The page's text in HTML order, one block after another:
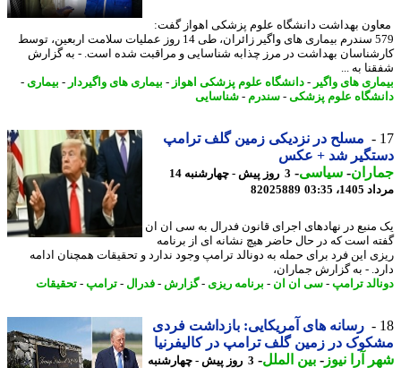
بهداشت دانشگاه علوم پزشکی اهواز گفت:
579 سندرم بیماری های واگیر زائران، طی 14 روز عملیات سلامت اربعین، توسط
بهداشت در مرز چذابه شناسایی و مراقبت شده است. - به گزارش
به ...
های واگیر-دانشگاه علوم پزشکی اهواز -بیماری های واگیردار-بیماری-
علوم پزشکی-سندرم-شناسایی
مسلح در نزدیکی زمین گلف ترامپ
شد + عکس
- سیاسی-
3 روز پیش - چهارشنبه 14
03:35
82025889
در نهادهای اجرای قانون فدرال به سی ان ان
است که در حال حاضر هیچ نشانه ای از برنامه
این فرد برای حمله به دونالد ترامپ وجود ندارد و تحقیقات همچنان ادامه
- به گزارش جماران،
ترامپ -سی ان ان- برنامه ریزی - گزارش -فدرال- ترامپ -تحقیقات
رسانه های آمریکایی: بازداشت فردی
در زمین گلف ترامپ در کالیفرنیا
آرا نیوز-بین الملل-
3 روز پیش - چهارشنبه